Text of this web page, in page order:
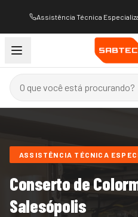
Assistência Técnica
ASSISTÊNCIA TÉCNICA
Conserto de
Salesópolis